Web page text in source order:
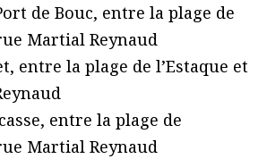
de Bouc, entre la plage de
Martial Reynaud
entre la plage de l’Estaque et
entre la plage de
Martial Reynaud